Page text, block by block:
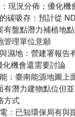
現況分佈；優化機
碳吸存：預計從
有盤點潛力補植地
管理單位意願
濕地：營建署報告
化機會還需要討論
：臺南能源地圖上
有潛力建物點位但
方式
：已知環保局有與